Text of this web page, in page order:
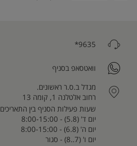
9635*
וואטסאפ בסניף
מגדל ב.ס.ר ראשונים.
רחוב אלטלנה 1, קומה 13
שעות פעילות הסניף בין התאריכים 5.8-14.8.26:
יום ד' (5.8) - 8:00-15:00
יום ה' (6.8) - 8:00-15:00
יום ו' (7..8) - סגור